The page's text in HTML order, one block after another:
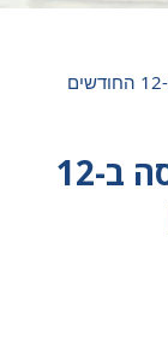
שינויים בתקנות קרן הפניסה ב-12 החודשים
שינויים בתקנות קרן הפניסה ב-12